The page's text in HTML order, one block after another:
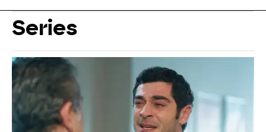
Series